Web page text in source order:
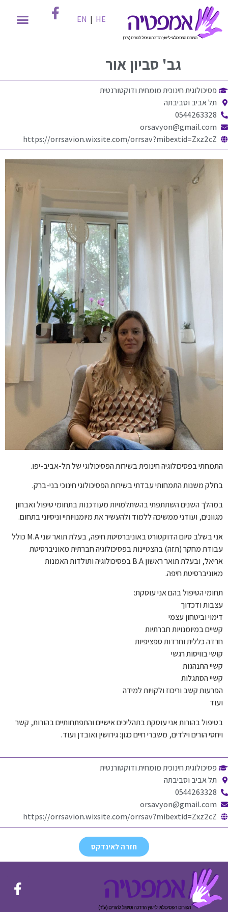
EN | HE
גב' סביון אור
פסיכולוגית חינוכית מומחית ודוקטורנטית
תל אביב וסביבתה
0544263328
orsavyon@gmail.com
https://orrsavion.wixsite.com/orrsav?mibextid=Zxz2cZ
התמחתי בפסיכולוגיה חינוכית בשירות הפסיכולוגי של תל-אביב-יפו.
בחלק משנות התמחותי עבדתי בשירות הפסיכולוגי חינוכי בני-ברק.
במהלך השנים השתתפתי בהשתלמויות מעודכנות בתחומי טיפול ואבחון
מגוונים, ועודני ממשיכה ללמוד ולהעשיר את מיומנויותיי וניסיוני בתחום.
אני בשלב סיום הדוקטורט באוניברסיטת חיפה, בעלת תואר שני M.A כולל
עבודת מחקר (תזה) בהצטיינות בפסיכולוגיה חברתית מאוניברסיטת
אריאל, ובעלת תואר ראשון B.A בפסיכולוגיה ותולדות האמנות
מאוניברסיטת חיפה.
תחומי הטיפול בהם אני עוסקת:
עצבות ודכדוך
דימוי וביטחון עצמי
קשיים במיומנויות חברתיות
חרדה כללית וחרדות ספציפיות
קושי בוויסות רגשי
קשיי התנהגות
קשיי הסתגלות
הפרעות קשב וריכוז ולקויות למידה
ועוד
בטיפול בהורות אני עוסקת בתהליכים אישיים והתפתחותיים בהורות, קשר
ויחסי הורים וילדים, משברי חיים כגון: גירושין ואובדן ועוד.
פסיכולוגית חינוכית מומחית ודוקטורנטית
תל אביב וסביבתה
0544263328
orsavyon@gmail.com
https://orrsavion.wixsite.com/orrsav?mibextid=Zxz2cZ
חזרה לאינדקס